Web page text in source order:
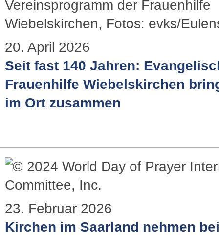
20. April 2026
Seit fast 140 Jahren:
Frauenhilfe Wiebelskirchen
im Ort zusammen
23. Februar 2026
Kirchen im Saarland nehmen